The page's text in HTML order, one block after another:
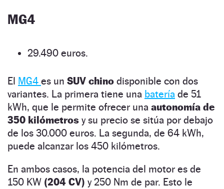
MG4
29.490 euros.
El MG4 es un SUV chino disponible con dos
variantes. La primera tiene una batería de 51
kWh, que le permite ofrecer una autonomía de
350 kilómetros y su precio se sitúa por debajo
de los 30.000 euros. La segunda, de 64 kWh,
puede alcanzar los 450 kilómetros.
En ambos casos, la potencia del motor es de
150 KW (204 CV) y 250 Nm de par. Esto le